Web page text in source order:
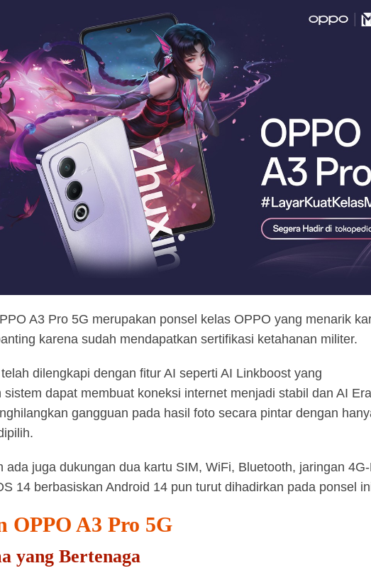
A3 Pro 5G merupakan ponsel kelas OPPO yang menarik
karena sudah mendapatkan sertifikasi ketahanan militer.
dilengkapi dengan fitur AI seperti AI Linkboost yang
sistem dapat membuat koneksi internet menjadi stabil dan AI
gangguan pada hasil foto secara pintar dengan
ada juga dukungan dua kartu SIM, WiFi, Bluetooth, jaringan
14 berbasiskan Android 14 pun turut dihadirkan pada ponsel
OPPO A3 Pro 5G
yang Bertenaga